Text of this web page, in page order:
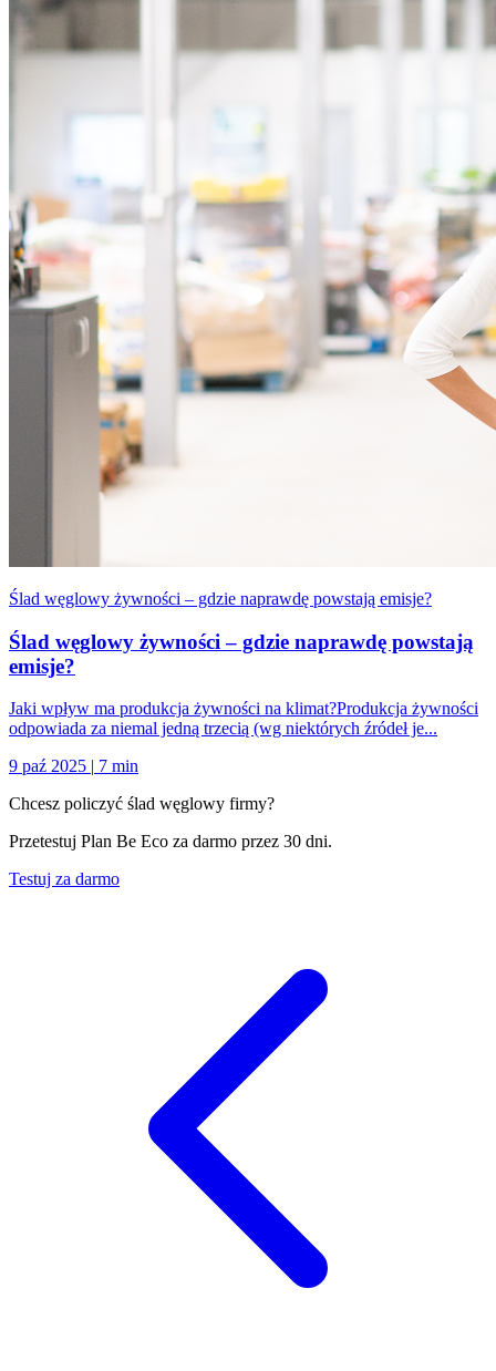
Ślad węglowy żywności – gdzie naprawdę powstają emisje?
Ślad węglowy żywności – gdzie naprawdę powstają
emisje?
Jaki wpływ ma produkcja żywności na klimat?Produkcja żywności
odpowiada za niemal jedną trzecią (wg niektórych źródeł je...
9 paź 2025 | 7 min
Chcesz policzyć ślad węglowy firmy?
Przetestuj Plan Be Eco za darmo przez 30 dni.
Testuj za darmo